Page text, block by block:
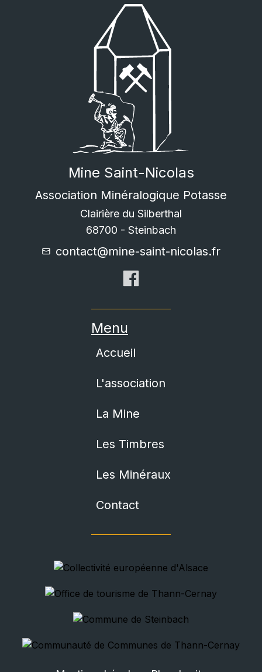
Mine Saint-Nicolas
Association Minéralogique Potasse
Clairière du Silberthal
68700 - Steinbach
contact@mine-saint-nicolas.fr
Menu
Accueil
L'association
La Mine
Les Timbres
Les Minéraux
Contact